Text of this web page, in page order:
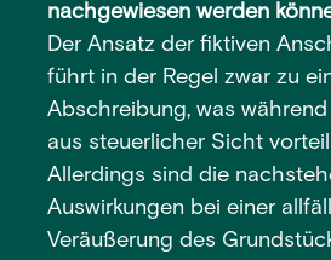
nachgewiesen werden
Der Ansatz der fiktiven
führt in der Regel zwar zu
Abschreibung, was
aus steuerlicher Sicht
Allerdings sind die
Auswirkungen bei einer
Veräußerung des